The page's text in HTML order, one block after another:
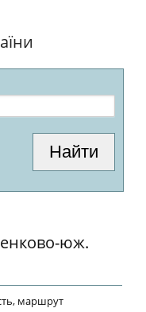
юж.
маршрут